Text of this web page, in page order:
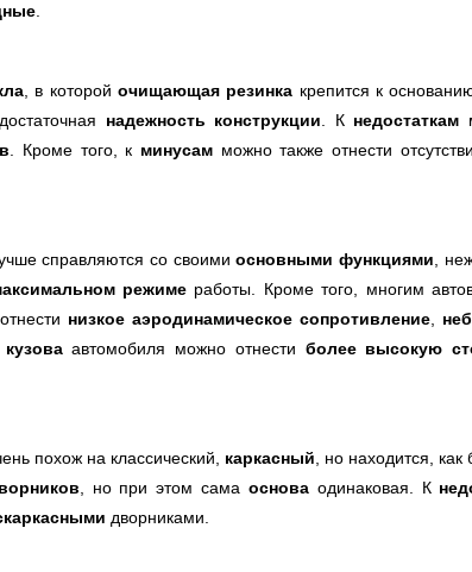
.
, в которой очищающая резинка крепится к
надежность конструкции. К недостаткам
. Кроме того, к минусам можно также отнести
справляются со своимиосновными функциями,
режиме работы. Кроме того, многим
низкое аэродинамическое сопротивление,
кузоваавтомобиля можно отнести более высокую
похож на классический, каркасный, но находится, как
, но при этом сама основа одинаковая. К
дворниками.